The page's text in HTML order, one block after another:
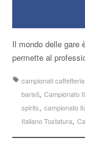
Il mondo delle gare
permette al
campionati caffetteria
baristi, Campionato
spirits, campionato
Italiano Tostatura,